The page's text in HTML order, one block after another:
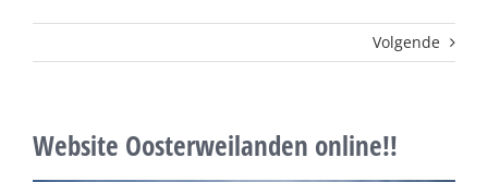
Volgende
Website Oosterweilanden online!!